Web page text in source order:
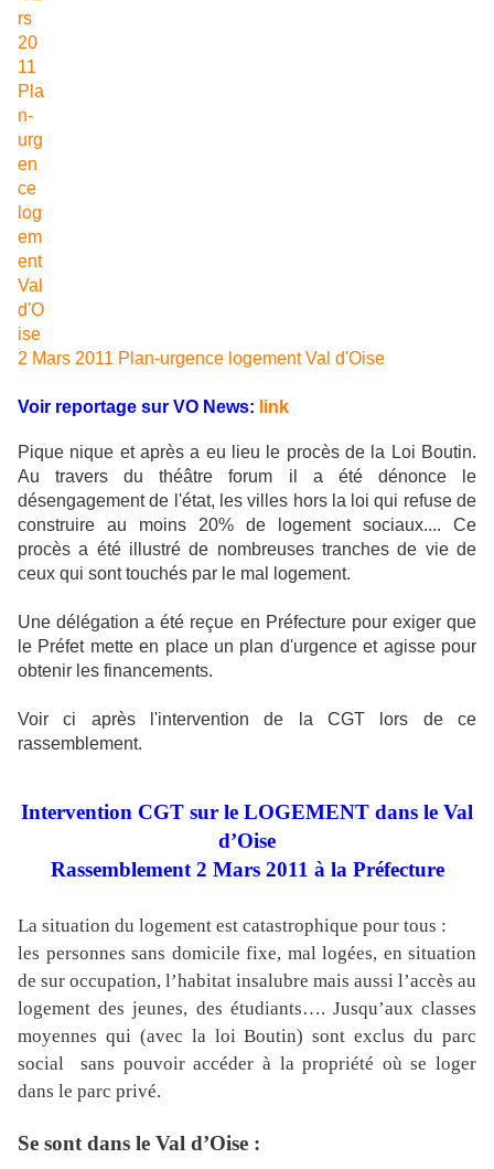
2 Mars 2011 Plan-urgence logement Val d'Oise
Voir reportage sur VO News: link
Pique nique et après a eu lieu le procès de la Loi Boutin.
Au travers du théâtre forum il a été dénonce le
désengagement de l'état, les villes hors la loi qui refuse de
construire au moins 20% de logement sociaux.... Ce
procès a été illustré de nombreuses tranches de vie de
ceux qui sont touchés par le mal logement.
Une délégation a été reçue en Préfecture pour exiger que
le Préfet mette en place un plan d'urgence et agisse pour
obtenir les financements.
Voir ci après l'intervention de la CGT lors de ce
rassemblement.
Intervention CGT sur le LOGEMENT dans le Val
d’Oise
Rassemblement 2 Mars 2011 à la Préfecture
La situation du logement est catastrophique pour tous :
les personnes sans domicile fixe, mal logées, en situation
de sur occupation, l’habitat insalubre mais aussi l’accès au
logement des jeunes, des étudiants…. Jusqu’aux classes
moyennes qui (avec la loi Boutin) sont exclus du parc
social
sans pouvoir accéder à la propriété où se loger
dans le parc privé.
Se sont dans le Val d’Oise :